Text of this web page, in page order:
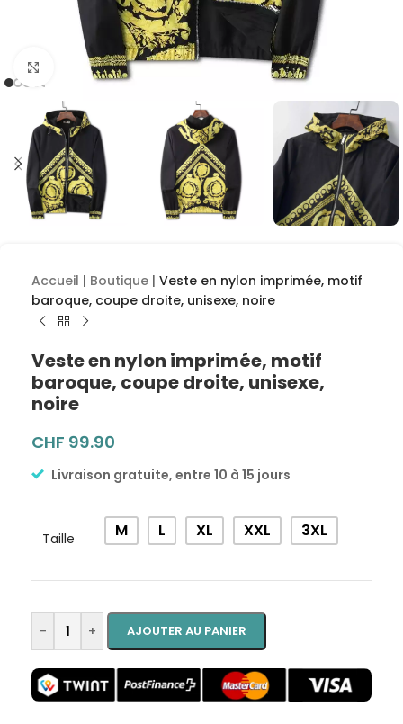
Cliquez pour agrandir
Accueil | Boutique | Veste en nylon imprimée, motif
baroque, coupe droite, unisexe, noire
Veste en nylon imprimée, motif
baroque, coupe droite, unisexe,
noire
CHF 99.90
Livraison gratuite, entre 10 à 15 jours
Taille M L XL XXL 3XL
- + AJOUTER AU PANIER